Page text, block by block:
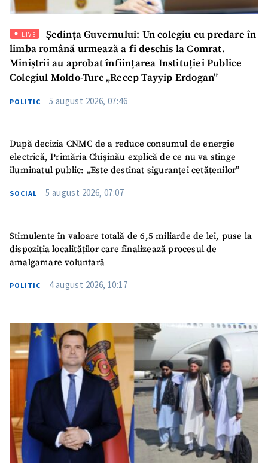
SUSȚINE
LIVE
Ședința Guvernului: Un colegiu cu predare în
limba română urmează a fi deschis la Comrat.
Miniștrii au aprobat înființarea Instituției Publice
Colegiul Moldo-Turc „Recep Tayyip Erdogan”
POLITIC 5 august 2026, 07:46
După decizia CNMC de a reduce consumul de energie
electrică, Primăria Chișinău explică de ce nu va stinge
iluminatul public: „Este destinat siguranței cetățenilor”
SOCIAL 5 august 2026, 07:07
Stimulente în valoare totală de 6,5 miliarde de lei, puse la
dispoziția localităților care finalizează procesul de
amalgamare voluntară
POLITIC 4 august 2026, 10:17
Mesajul știrei
+ Mesajul știrei
CONTACT SURSĂ
Email+ Emailul meu
Telefon
+ Telefon personal
confidențialitate
TRIMITE ȘTIREA